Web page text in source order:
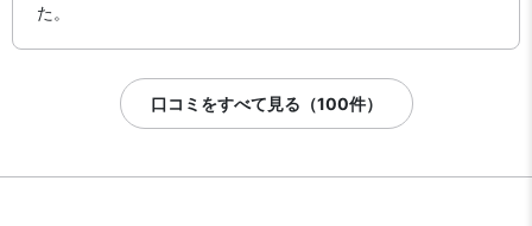
た。
口コミをすべて見る（100件）